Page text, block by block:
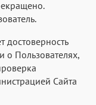
достоверность
Пользователях,
Сайта